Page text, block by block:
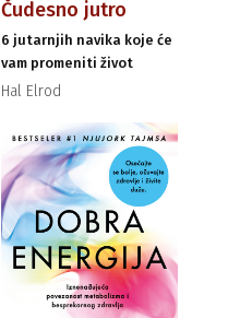
Čudesno jutro
6 jutarnjih navika koje će
vam promeniti život
Hal Elrod